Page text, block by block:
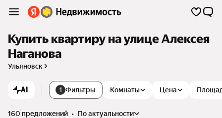
Купить квартиру на улице Алексея
Наганова
Ульяновск
AI 1 Фильтры Комнаты Цена
160 предложений •
по актуальности